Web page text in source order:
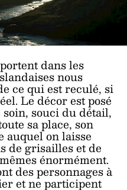
dans les
nous
ce qui est reculé, si
Le décor est posé
souci du détail,
sa place, son
auquel on laisse
de grisailles et de
énormément.
des personnages à
et ne participent